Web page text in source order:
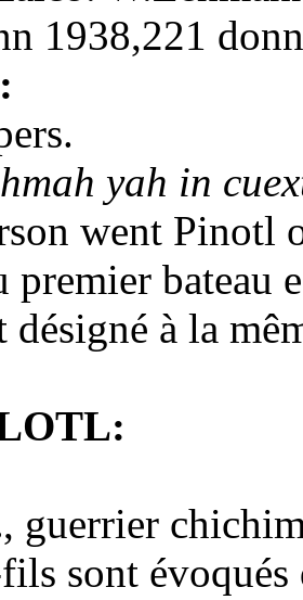
1938,221
yah in
went Pinotl
premier bateau
désigné à la
, guerrier
sont